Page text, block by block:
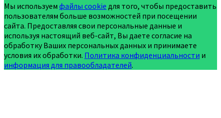
Мы используем файлы cookie для того, чтобы предоставить
пользователям больше возможностей при посещении
сайта. Предоставляя свои персональные данные и
используя настоящий веб-сайт, Вы даете согласие на
обработку Ваших персональных данных и принимаете
условия их обработки. Политика конфиденциальности и
информация для правообладателей.